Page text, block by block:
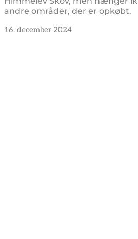
andre områder, der er opkøbt.
16. december 2024